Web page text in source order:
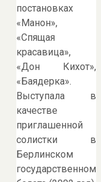
постановках
«Манон»,
«Спящая
красавица»,
«Дон Кихот»,
«Баядерка».
Выступала в
качестве
приглашенной
солистки в
Берлинском
государственном